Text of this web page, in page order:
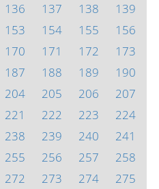
136 137 138
139
153 154 155
156
170 171 172
173
187 188 189
190
204 205 206
207
221 222 223
224
238 239 240
241
255 256 257
258
272 273 274 275